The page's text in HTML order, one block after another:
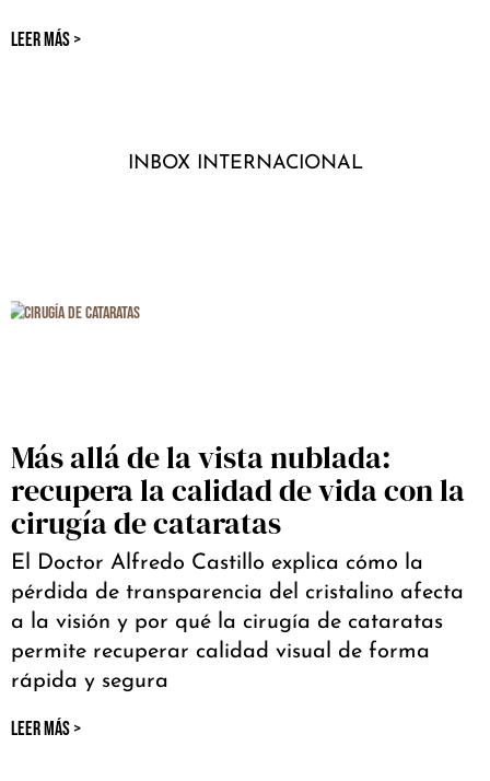
LEER MÁS >
INBOX INTERNACIONAL
Más allá de la vista nublada:
recupera la calidad de vida con la
cirugía de cataratas
El Doctor Alfredo Castillo explica cómo la
pérdida de transparencia del cristalino afecta
a la visión y por qué la cirugía de cataratas
permite recuperar calidad visual de forma
rápida y segura
LEER MÁS >